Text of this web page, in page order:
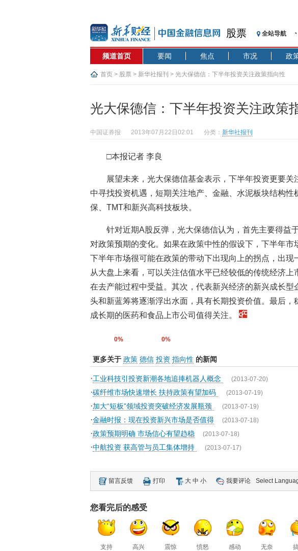
股票 全站导航
频道首页 要闻 焦点 市况 政
首页 > 股票 > 新华社报刊 > 光大保德信：下半年投资关注政策指向性
光大保德信：下半年投资关注政策
中国证券报 2013年07月22日02:01 分类： 新华社报刊
□本报记者 李良
展望未来，光大保德信基金表示，下半年投资更要
中寻找投资机遇，短期关注地产、金融、水泥板块结构性
保、TMT和新兴高科技板块。
针对近期A股反弹，光大保德信认为，首先主要得益
对政策预期的变化。如果在政策中性的假设下，下半年市
下半年市场很可能在政策的带动下出现向上的拐点，出现
从大盘上来看，可以关注估值水平已经较低的传统经济上
在去产能过程中受益。其次，代表新兴经济的新兴成长型
头和新蓝筹将逐渐浮出水面，具有长期投资价值。最后，
成长期的医药和食品上市公司值得关注。
0% 0%
更多关于 政策 德信 投资 指向性 的新闻
·工业科技引投资新潮各地追捧机器人概念 (2013-07-20)
·碳纤维市场快速增长 扶持政策有望加码 (2013-07-19)
·加大“短板”领域投资突破经济发展瓶颈 (2013-07-19)
·金融时报：现在投资新兴市场是否值得 (2013-07-18)
·政策预期明确 市场信心有望趋稳 (2013-07-18)
·中航投资 获高管与员工集体增持 (2013-07-17)
留言反馈 打印 大 中 小 我要评论 Select
您看完后的感受
支持 高兴 震惊 愤怒 感动 无奈